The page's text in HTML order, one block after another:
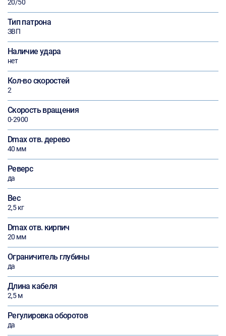
20/50
Тип патрона
ЗВП
Наличие удара
нет
Кол-во скоростей
2
Скорость вращения
0-2900
Dmax отв. дерево
40 мм
Реверс
да
Вес
2,5 кг
Dmax отв. кирпич
20 мм
Ограничитель глубины
да
Длина кабеля
2,5 м
Регулировка оборотов
да